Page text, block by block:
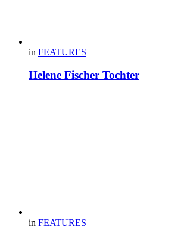
in FEATURES
Helene Fischer Tochter
in FEATURES